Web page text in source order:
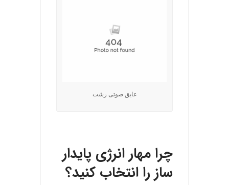
عایق صوتی رشت
چرا مهار انرژی پایدار
ساز را انتخاب کنید؟